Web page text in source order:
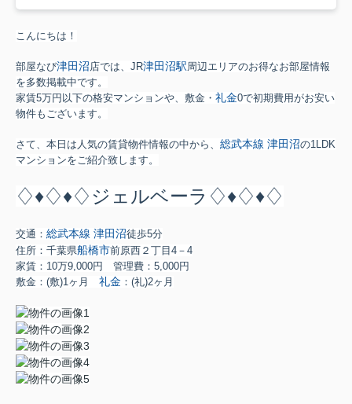
こんにちは！
部屋なび津田沼店では、JR津田沼駅周辺エリアのお得なお部屋情報
を多数掲載中です。
家賃5万円以下の格安マンションや、敷金・ 礼金0で初期費用がお安い
物件もございます。
さて、本日は人気の賃貸物件情報の中から、 総武本線 津田沼の1LDK
マンションをご紹介致します。
♢♦♢♦♢ジェルベーラ♢♦♢♦♢
交通： 総武本線 津田沼徒歩5分
住所：千葉県船橋市前原西２丁目4－4
家賃：10万9,000円 管理費：5,000円
敷金： (敷)1ヶ月 礼金 ： (礼)2ヶ月